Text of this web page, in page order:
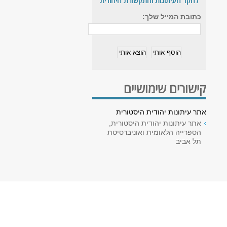
כתובת המייל שלך:
קישורים שימושיים
אתר עיתונות יהודית היסטורית
אתר עיתונות יהודית היסטורית,
הספרייה הלאומית ואוניברסיטת
תל אביב